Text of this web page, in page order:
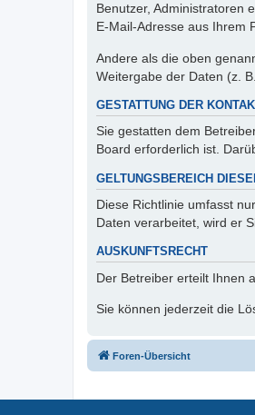
Benutzer, Administratoren
E-Mail-Adresse aus Ihrem
Andere als die oben
Weitergabe der Daten (z.
GESTATTUNG DER
Sie gestatten dem
Board erforderlich ist.
GELTUNGSBEREICH
Diese Richtlinie umfasst
Daten verarbeitet, wird er
AUSKUNFTSRECHT
Der Betreiber erteilt Ihnen
Sie können jederzeit die
Foren-Übersicht